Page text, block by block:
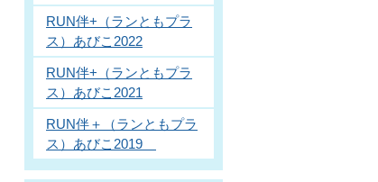
RUN伴+（ランともプラ
ス）あびこ2022
RUN伴+（ランともプラ
ス）あびこ2021
RUN伴＋（ランともプラ
ス）あびこ2019